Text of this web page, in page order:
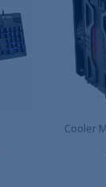
Cooler